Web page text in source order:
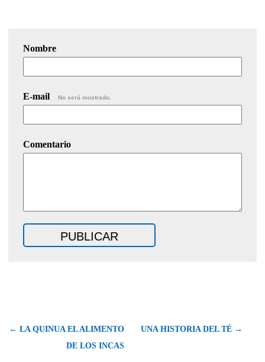
Nombre
E-mail No será mostrado.
Comentario
← LA QUINUA EL ALIMENTO
DE LOS INCAS
UNA HISTORIA DEL TÉ →